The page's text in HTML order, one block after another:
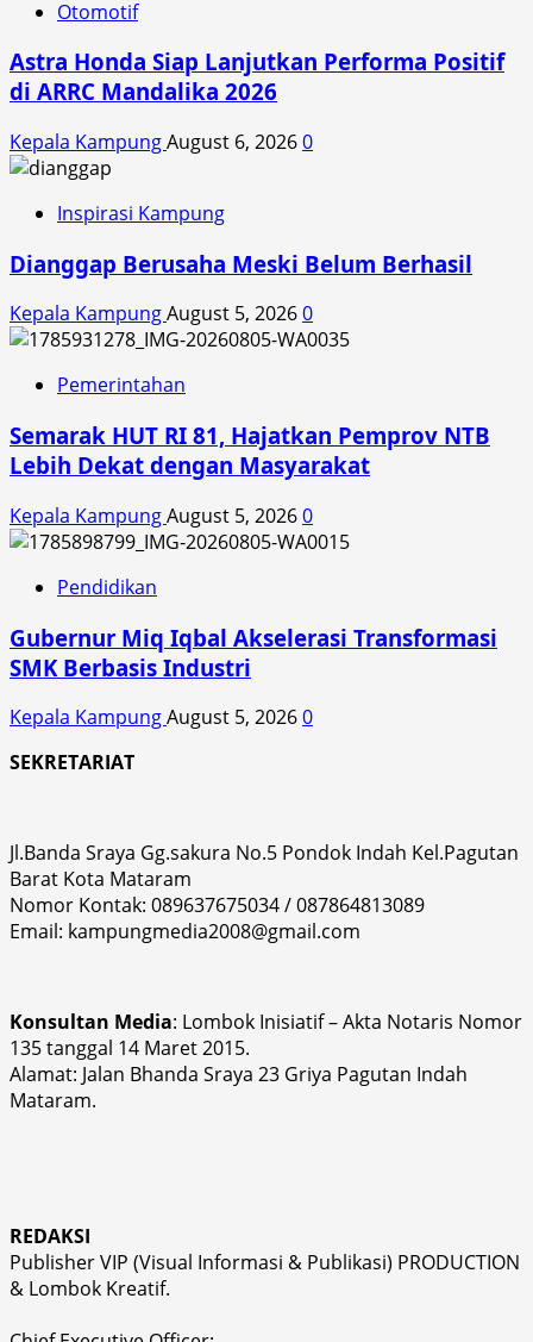
Otomotif
Astra Honda Siap Lanjutkan Performa Positif
di ARRC Mandalika 2026
Kepala KampungAugust 6, 20260
Inspirasi Kampung
Dianggap Berusaha Meski Belum Berhasil
Kepala KampungAugust 5, 20260
Pemerintahan
Semarak HUT RI 81, Hajatkan Pemprov NTB
Lebih Dekat dengan Masyarakat
Kepala KampungAugust 5, 20260
Pendidikan
Gubernur Miq Iqbal Akselerasi Transformasi
SMK Berbasis Industri
Kepala KampungAugust 5, 20260
SEKRETARIAT
Jl.Banda Sraya Gg.sakura No.5 Pondok Indah Kel.Pagutan
Barat Kota Mataram
Nomor Kontak: 089637675034 / 087864813089
Email: kampungmedia2008@gmail.com
Konsultan Media: Lombok Inisiatif – Akta Notaris Nomor
135 tanggal 14 Maret 2015.
Alamat: Jalan Bhanda Sraya 23 Griya Pagutan Indah
Mataram.
REDAKSI
Publisher VIP (Visual Informasi & Publikasi) PRODUCTION
& Lombok Kreatif.